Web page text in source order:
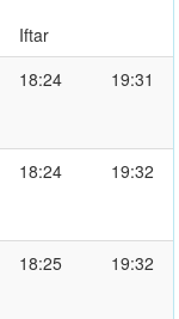
Iftar
18:24 19:31
18:24 19:32
18:25 19:32